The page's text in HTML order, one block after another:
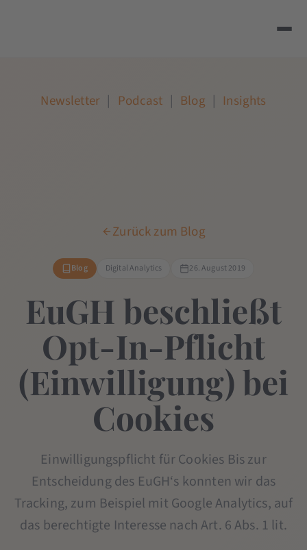
Newsletter | Podcast | Blog | Insights
Zurück zum Blog
Blog Digital Analytics 26. August 2019
EuGH beschließt
Opt-In-Pflicht
(Einwilligung) bei
Cookies
Einwilligungspflicht für Cookies Bis zur
Entscheidung des EuGH‘s konnten wir das
Tracking, zum Beispiel mit Google Analytics, auf
das berechtigte Interesse nach Art. 6 Abs. 1 lit.